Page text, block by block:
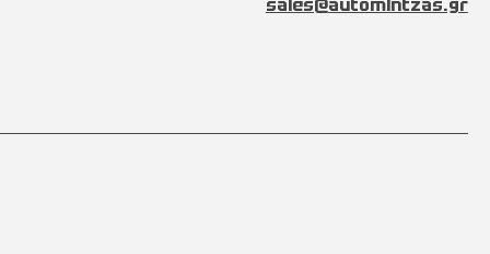
sales@automintzas.gr